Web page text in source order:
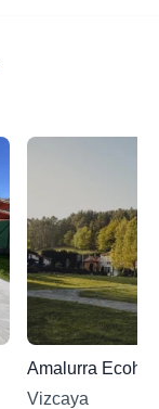
Amalurra
Vizcaya